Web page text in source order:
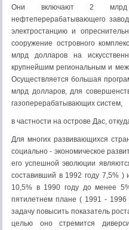
Они включают 2 млрд
нефтеперерабатывающего
электростанцию и
сооружение островного
млрд долларов на
крупнейшим региональным и
Осуществляется большая
млрд долларов, для
газоперерабатывающих систем,
в частности на острове Дас,
Для многих развивающихся
социально - экономическое
его успешной эволюции
составивший в 1992 году 7,5%
10,5% в 1990 году до менее
пятилетнем плане ( 1991 - 1996
задачу повысить показатель
целью оно стремится